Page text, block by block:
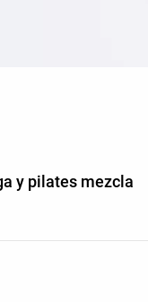
y pilates mezcla